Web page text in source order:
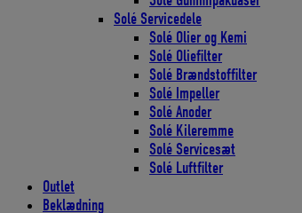
Solé Servicedele
Solé Olier og Kemi
Solé Oliefilter
Solé Brændstoffilter
Solé Impeller
Solé Anoder
Solé Kileremme
Solé Servicesæt
Solé Luftfilter
Outlet
Beklædning